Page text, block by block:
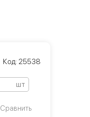
Код: 25538
шт
Сравнить